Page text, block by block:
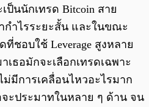
ป็นนักเทรด Bitcoin สาย
กำไรระยะสั้น และในขณะ
ที่ชอบใช้ Leverage สูงหลาย
ธอมักจะเลือกเทรดเฉพาะ
ม่มีการเคลื่อนไหวอะไรมาก
ะประมาทในหลาย ๆ ด้าน จน